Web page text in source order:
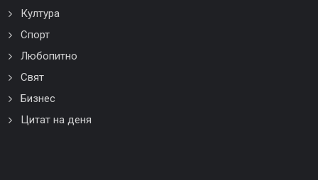
Култура
Спорт
Любопитно
Свят
Бизнес
Цитат на деня